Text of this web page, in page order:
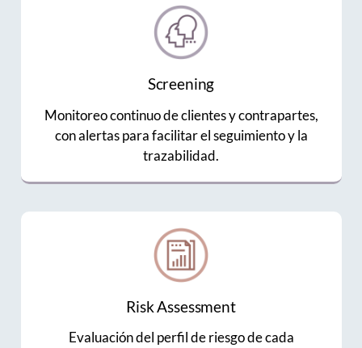
Screening
Monitoreo continuo de clientes y contrapartes,
con alertas para facilitar el seguimiento y la
trazabilidad.
Risk Assessment
Evaluación del perfil de riesgo de cada